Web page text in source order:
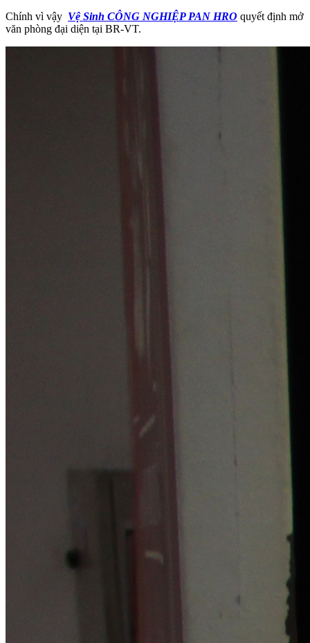
Chính vì vậy Vệ Sinh CÔNG NGHIỆP PAN HRO quyết định mở
văn phòng đại diện tại BR-VT.